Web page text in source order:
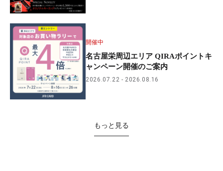
開催中
名古屋栄周辺エリア QIRAポイントキ
ャンペーン開催のご案内
2026.07.22 2026.08.16
もっと見る